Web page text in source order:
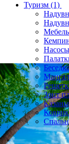
Туризм (1)
Насосы
Зонт